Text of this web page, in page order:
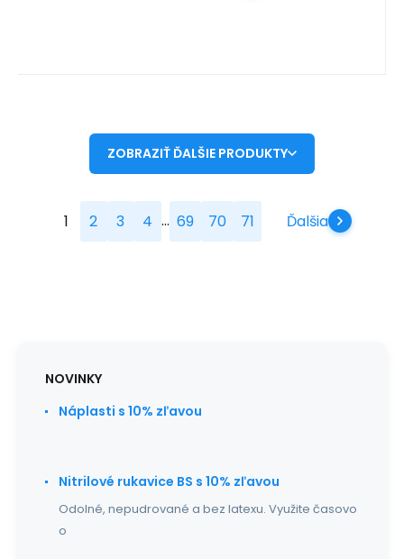
ZOBRAZIŤ ĎALŠIE PRODUKTY
1 2 3 4 ... 69 70 71 Ďalšia
NOVINKY
Náplasti s 10% zľavou
Nitrilové rukavice BS s 10% zľavou
Odolné, nepudrované a bez latexu. Využite časovo
o